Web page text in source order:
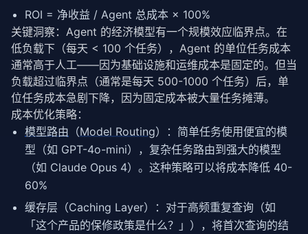
ROI = 净收益 / Agent 总成本 × 100%
关键洞察：Agent 的经济模型有一个规模效应临界点。在
低负载下（每天 < 100 个任务），Agent 的单位任务成本
通常高于人工——因为基础设施和运维成本是固定的。但当
负载超过临界点（通常是每天 500-1000 个任务）后，单
位任务成本急剧下降，因为固定成本被大量任务摊薄。
成本优化策略：
模型路由 （Model Routing）：简单任务使用便宜的模
型（如 GPT-4o-mini），复杂任务路由到强大的模型
（如 Claude Opus 4）。这种策略可以将成本降低 40-
60%
缓存层（Caching Layer）：对于高频重复查询（如
「这个产品的保修政策是什么？」），将首次查询的结